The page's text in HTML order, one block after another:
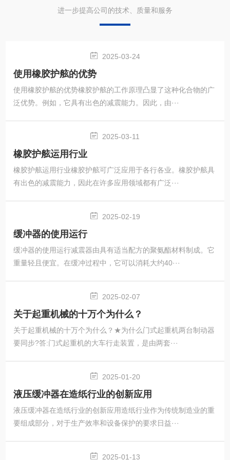
进一步提高公司的技术、质量和服务
2025-03-24
使用橡胶护舷的优势
使用橡胶护舷的优势橡胶护舷的工作原理凸显了这种化合物的广
泛优势。例如，它具有出色的减震能力。因此，由···
2025-03-11
橡胶护舷运用行业
橡胶护舷运用行业橡胶护舷可广泛应用于各行各业。橡胶护舷具
有出色的减震能力，因此在许多应用领域都有广泛···
2025-02-19
缓冲器的使用运行
缓冲器的使用运行减震器由具有适当配方的聚氨酯材料制成。它
重量轻且便宜。在缓冲过程中，它可以消耗大约40···
2025-02-07
关于起重机械的十万个为什么？
关于起重机械的十万个为什么？★为什么门式起重机两台制动器
要同步?答:门式起重机的大车行走装置，是由两套···
2025-01-20
液压缓冲器在造纸行业的创新应用
液压缓冲器在造纸行业的创新应用造纸行业作为传统制造业的重
要组成部分，对于生产效率和设备保护的要求日益···
2025-01-13